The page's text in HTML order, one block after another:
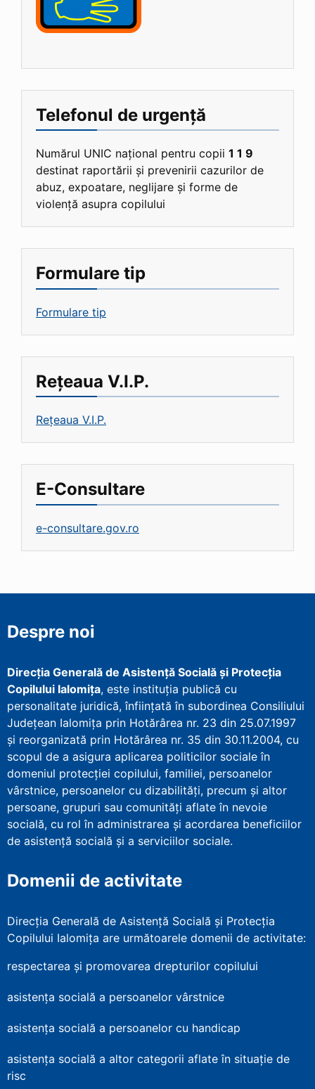
Telefonul de urgență
Numărul UNIC național pentru copii 1 1 9
destinat raportării și prevenirii cazurilor de
abuz, expoatare, neglijare și forme de
violență asupra copilului
Formulare tip
Formulare tip
Rețeaua V.I.P.
Rețeaua V.I.P.
E-Consultare
e-consultare.gov.ro
Despre noi
Direcţia Generală de Asistenţă Socială şi Protecţia
Copilului Ialomița, este instituţia publică cu
personalitate juridică, înfiinţată în subordinea Consiliului
Județean Ialomița prin Hotărârea nr. 23 din 25.07.1997
şi reorganizată prin Hotărârea nr. 35 din 30.11.2004, cu
scopul de a asigura aplicarea politicilor sociale în
domeniul protecţiei copilului, familiei, persoanelor
vârstnice, persoanelor cu dizabilităţi, precum şi altor
persoane, grupuri sau comunităţi aflate în nevoie
socială, cu rol în administrarea şi acordarea beneficiilor
de asistenţă socială şi a serviciilor sociale.
Domenii de activitate
Direcția Generală de Asistență Socială și Protecția
Copilului Ialomița are următoarele domenii de activitate:
respectarea și promovarea drepturilor copilului
asistența socială a persoanelor vârstnice
asistența socială a persoanelor cu handicap
asistența socială a altor categorii aflate în situație de
risc